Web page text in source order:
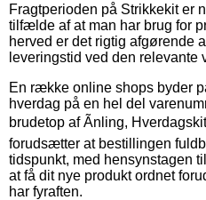
Fragtperioden på Strikkekit er
tilfælde af at man har brug for
herved er det rigtig afgørende
leveringstid ved den relevante
En række online shops byder
hverdag på en hel del
brudetop af Ãnling,
forudsætter at bestillingen
tidspunkt, med hensynstagen
at få dit nye produkt ordnet
har fyraften.